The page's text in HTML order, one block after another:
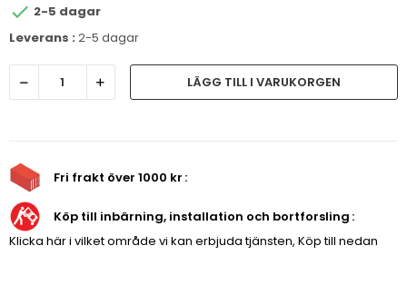
 2-5 dagar
Leverans : 2-5 dagar
LÄGG TILL I VARUKORGEN
Fri frakt över 1000 kr
Köp till inbärning, installation och bortforsling
Klicka här i vilket område vi kan erbjuda tjänsten, Köp till nedan